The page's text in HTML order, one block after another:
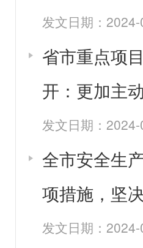
发文日期：
省市重点项
开：更加主
发文日期：
全市安全生
项措施，坚
发文日期：